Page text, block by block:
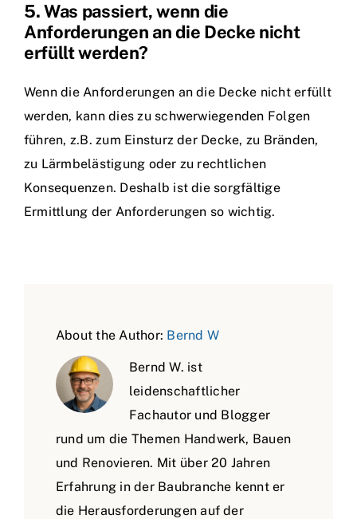
5. Was passiert, wenn die
Anforderungen an die Decke nicht
erfüllt werden?
Wenn die Anforderungen an die Decke nicht erfüllt
werden, kann dies zu schwerwiegenden Folgen
führen, z.B. zum Einsturz der Decke, zu Bränden,
zu Lärmbelästigung oder zu rechtlichen
Konsequenzen. Deshalb ist die sorgfältige
Ermittlung der Anforderungen so wichtig.
About the Author: Bernd W
Bernd W. ist
leidenschaftlicher
Fachautor und Blogger
rund um die Themen Handwerk, Bauen
und Renovieren. Mit über 20 Jahren
Erfahrung in der Baubranche kennt er
die Herausforderungen auf der